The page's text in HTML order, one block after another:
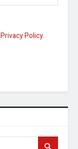
Privacy Policy.